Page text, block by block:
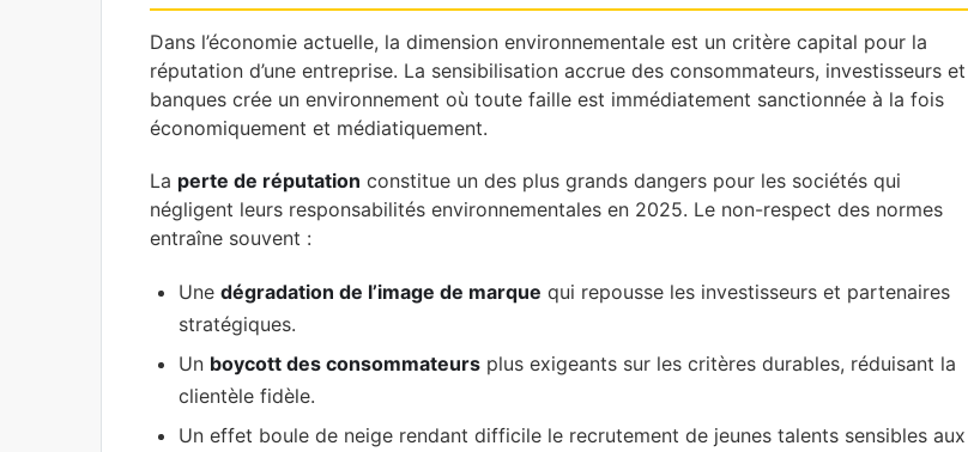
Dans l’économie actuelle, la dimension environnementale est un critère capital pour la
réputation d’une entreprise. La sensibilisation accrue des consommateurs, investisseurs et
banques crée un environnement où toute faille est immédiatement sanctionnée à la fois
économiquement et médiatiquement.
La perte de réputation constitue un des plus grands dangers pour les sociétés qui
négligent leurs responsabilités environnementales en 2025. Le non-respect des normes
entraîne souvent :
Une dégradation de l’image de marque qui repousse les investisseurs et partenaires
stratégiques.
Un boycott des consommateurs plus exigeants sur les critères durables, réduisant la
clientèle fidèle.
Un effet boule de neige rendant difficile le recrutement de jeunes talents sensibles aux